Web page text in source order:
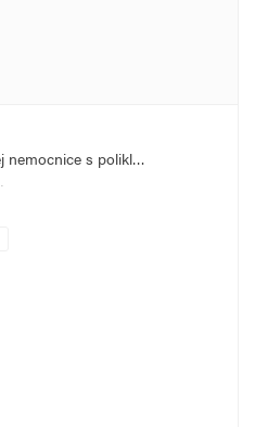
nemocnice s polikl…